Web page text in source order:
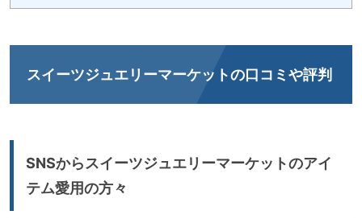
スイーツジュエリーマーケットの口コミや評判
SNSからスイーツジュエリーマーケットのアイ
テム愛用の方々